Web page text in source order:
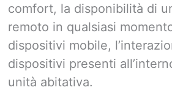
comfort, la disponibilità di
remoto in qualsiasi
dispositivi mobile,
dispositivi presenti
unità abitativa.